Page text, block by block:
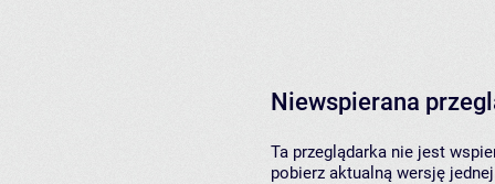
Niewspierana
Ta przeglądarka nie jest
pobierz aktualną wersję